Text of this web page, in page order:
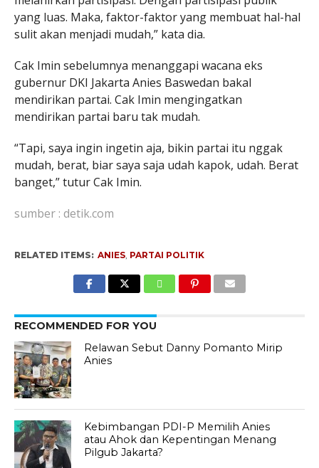
yang luas. Maka, faktor-faktor yang membuat hal-hal
sulit akan menjadi mudah,” kata dia.
Cak Imin sebelumnya menanggapi wacana eks
gubernur DKI Jakarta Anies Baswedan bakal
mendirikan partai. Cak Imin mengingatkan
mendirikan partai baru tak mudah.
“Tapi, saya ingin ingetin aja, bikin partai itu nggak
mudah, berat, biar saya saja udah kapok, udah. Berat
banget,” tutur Cak Imin.
sumber : detik.com
RELATED ITEMS: ANIES, PARTAI POLITIK
RECOMMENDED FOR YOU
Relawan Sebut Danny Pomanto Mirip
Anies
Kebimbangan PDI-P Memilih Anies
atau Ahok dan Kepentingan Menang
Pilgub Jakarta?